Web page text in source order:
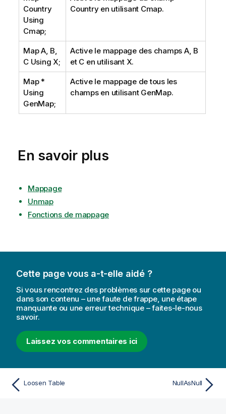
Country
Using
Cmap;
Countryen utilisant Cmap.
Map A, B,
C Using X;
Active le mappage des champs A, B
et C en utilisant X.
Map *
Using
GenMap;
Active le mappage de tous les
champs en utilisant GenMap.
En savoir plus
Mappage
Unmap
Fonctions de mappage
Cette page vous a-t-elle aidé ?
Si vous rencontrez des problèmes sur cette page ou
dans son contenu – une faute de frappe, une étape
manquante ou une erreur technique – faites-le-nous
savoir.
Laissez vos commentaires ici
Loosen Table NullAsNull